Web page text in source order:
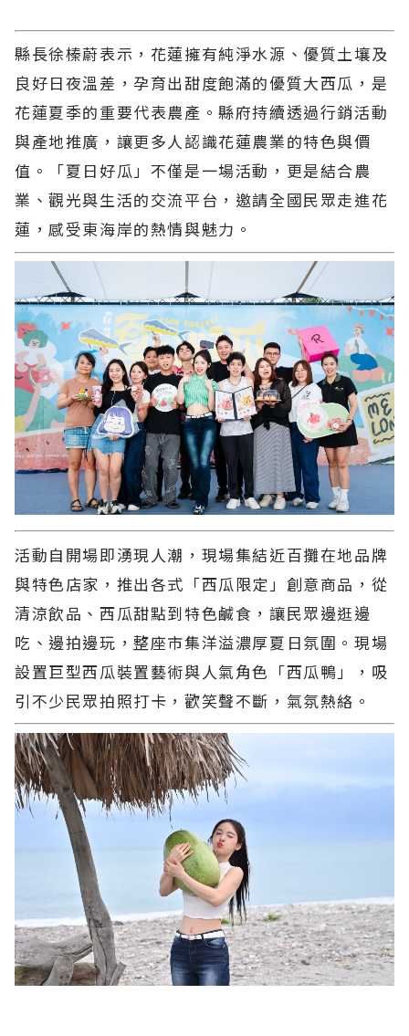
縣長徐榛蔚表示，花蓮擁有純淨水源、優質土壤及
良好日夜溫差，孕育出甜度飽滿的優質大西瓜，是
花蓮夏季的重要代表農產。縣府持續透過行銷活動
與產地推廣，讓更多人認識花蓮農業的特色與價
值。「夏日好瓜」不僅是一場活動，更是結合農
業、觀光與生活的交流平台，邀請全國民眾走進花
蓮，感受東海岸的熱情與魅力。
活動自開場即湧現人潮，現場集結近百攤在地品牌
與特色店家，推出各式「西瓜限定」創意商品，從
清涼飲品、西瓜甜點到特色鹹食，讓民眾邊逛邊
吃、邊拍邊玩，整座市集洋溢濃厚夏日氛圍。現場
設置巨型西瓜裝置藝術與人氣角色「西瓜鴨」，吸
引不少民眾拍照打卡，歡笑聲不斷，氣氛熱絡。